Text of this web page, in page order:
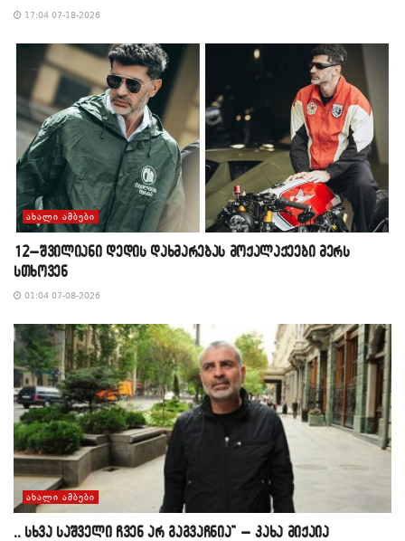
17:04 07-18-2026
ᲐᲮᲐᲚᲘ ᲐᲛᲑᲔᲑᲘ
12–შვილიანი დედის დახმარებას მოქალაქეები მერს
სთხოვენ
01:04 07-08-2026
ᲐᲮᲐᲚᲘ ᲐᲛᲑᲔᲑᲘ
,, სხვა საშველი ჩვენ არ გაგვაჩნია” – კახა მიქაია